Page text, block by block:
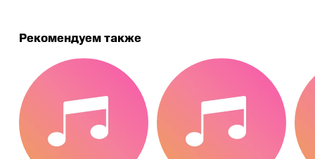
Рекомендуем также